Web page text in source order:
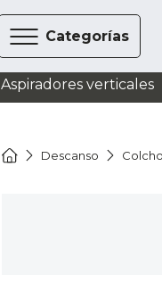
Categorías
Aspiradores verticales
Descanso